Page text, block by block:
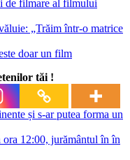
de filmare al filmului
„Trăim într-o matrice
doar un film
tăi !
și s-ar putea forma un
12:00, jurământul în în